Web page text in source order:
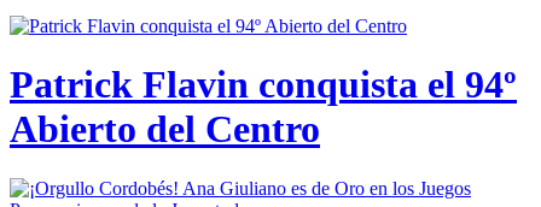
Patrick Flavin conquista el 94º
Abierto del Centro